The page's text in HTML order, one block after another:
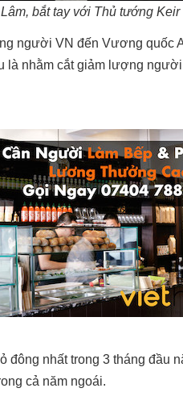
bắt tay với Thủ tướng
người VN đến Vương quốc
nhằm cắt giảm lượng
nhất trong 3 tháng đầu
cả năm ngoái.